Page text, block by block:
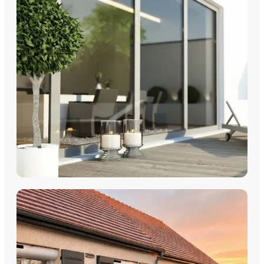
Fenêtres PVC Fenêtres Aluminium
Fenêtres Multimatériaux
Fenêtres Bois
Découvrez nos fenêtres PVC, aluminium, bois et
multimatériaux, avec pose par les équipes Plein Jour Habitat.
DÉCOUVRIR
COULISSANTS & BAIES VITRÉES
Coulissants Aluminium
Découvrez nos Baies coulissantes et portes-fenêtres
aluminium avec pose par les équipes Plein Jour Habitat.